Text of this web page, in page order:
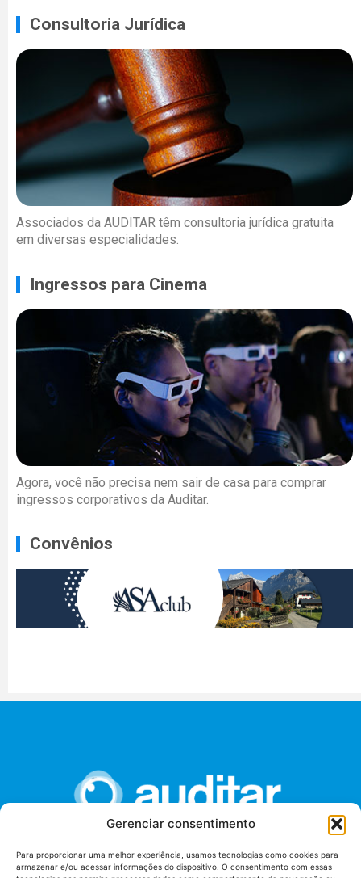
Gerenciar consentimento
Para proporcionar uma melhor experiência, usamos tecnologias como cookies para
armazenar e/ou acessar informações do dispositivo. O consentimento com essas
Consultoria Jurídica
Associados da AUDITAR têm consultoria jurídica gratuita
em diversas especialidades.
Ingressos para Cinema
Agora, você não precisa nem sair de casa para comprar
ingressos corporativos da Auditar.
Convênios
União dos Auditores Federais de Controle Externo -